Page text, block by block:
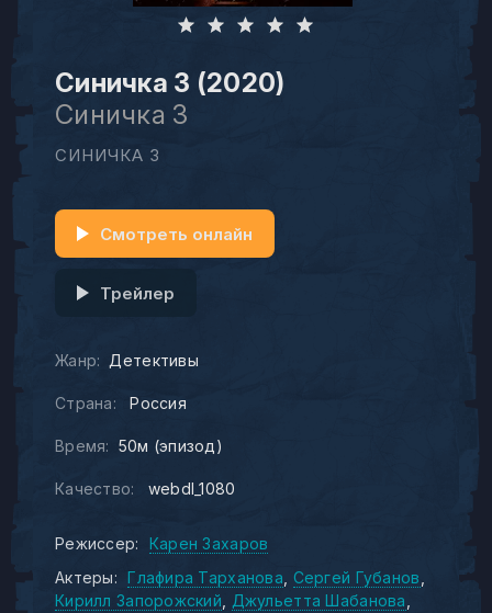
Синичка 3 (2020)
Синичка 3
СИНИЧКА 3
Жанр: Детективы
Страна: Россия
Время: 50м (эпизод)
Качество: webdl_1080
Смотреть онлайн
Трейлер
Режиссер:
Карен Захаров
Актеры:
Глафира Тарханова Сергей Губанов
Кирилл Запорожский
Джульетта Шабанова